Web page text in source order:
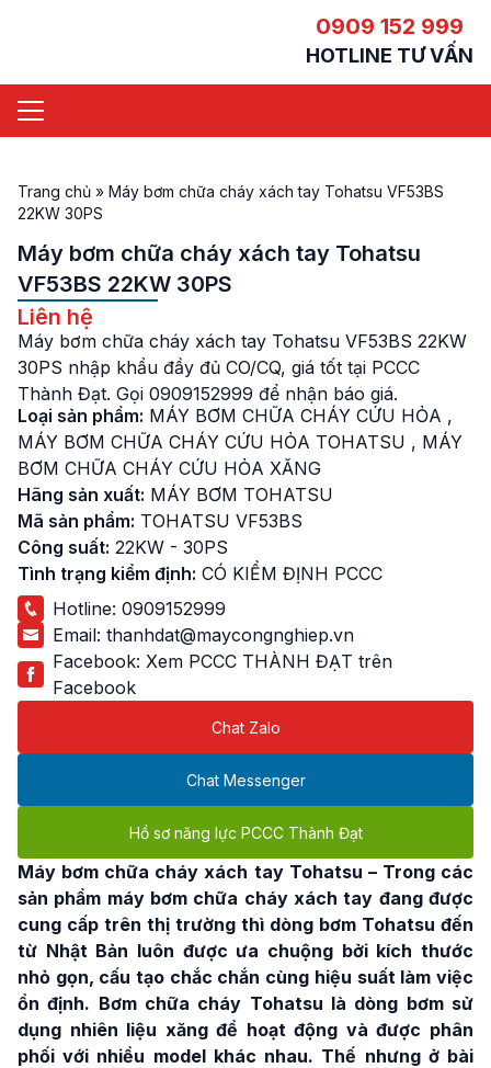
0909 152 999
HOTLINE TƯ VẤN
Trang chủ » Máy bơm chữa cháy xách tay Tohatsu VF53BS
22KW 30PS
Máy bơm chữa cháy xách tay Tohatsu
VF53BS 22KW 30PS
Liên hệ
Máy bơm chữa cháy xách tay Tohatsu VF53BS 22KW
30PS nhập khẩu đầy đủ CO/CQ, giá tốt tại PCCC
Thành Đạt. Gọi 0909152999 để nhận báo giá.
Loại sản phẩm: MÁY BƠM CHỮA CHÁY CỨU HỎA ,
MÁY BƠM CHỮA CHÁY CỨU HỎA TOHATSU , MÁY
BƠM CHỮA CHÁY CỨU HỎA XĂNG
Hãng sản xuất: MÁY BƠM TOHATSU
Mã sản phẩm: TOHATSU VF53BS
Công suất: 22KW - 30PS
Tình trạng kiểm định: CÓ KIỂM ĐỊNH PCCC
Hotline: 0909152999
Email: thanhdat@maycongnghiep.vn
Facebook: Xem PCCC THÀNH ĐẠT trên
Facebook
Chat Zalo
Chat Messenger
Hồ sơ năng lực PCCC Thành Đạt
Máy bơm chữa cháy xách tay Tohatsu – Trong các
sản phẩm máy bơm chữa cháy xách tay đang được
cung cấp trên thị trường thì dòng bơm Tohatsu đến
từ Nhật Bản luôn được ưa chuộng bởi kích thước
nhỏ gọn, cấu tạo chắc chắn cùng hiệu suất làm việc
ổn định. Bơm chữa cháy Tohatsu là dòng bơm sử
dụng nhiên liệu xăng để hoạt động và được phân
phối với nhiều model khác nhau. Thế nhưng ở bài